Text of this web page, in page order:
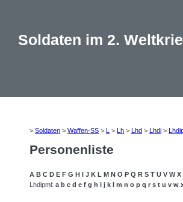
Soldaten im 2.
> Soldaten > Waffen-SS > L > Lh > Lhd > Lhdi >
Personenliste
A B C D E F G H I J K L M N O P Q R S T U V W X
Lhdipml: a b c d e f g h i j k l m n o p q r s t u v w